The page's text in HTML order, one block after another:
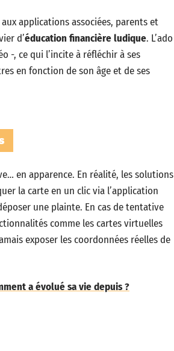
aux applications associées, parents et
d’éducation financière ludique. L’ado
-, ce qui l’incite à réfléchir à ses
en fonction de son âge et de ses
en apparence. En réalité, les solutions
la carte en un clic via l’application
une plainte. En cas de tentative
comme les cartes virtuelles
exposer les coordonnées réelles de
a évolué sa vie depuis ?